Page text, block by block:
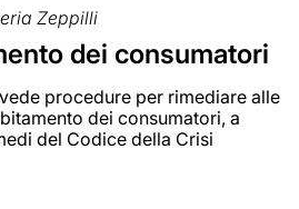
Zeppilli
dei consumatori
procedure per rimediare alle
dei consumatori, a
del Codice della Crisi